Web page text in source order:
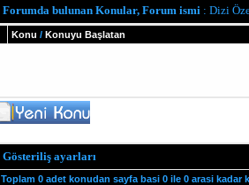
Forumda bulunan Konular, Forum ismi : Dizi
Konu / Konuyu Başlatan
Gösteriliş ayarları
Toplam 0 adet konudan sayfa basi 0 ile 0 arasi kadar